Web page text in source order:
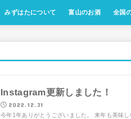
みずはたについて 富山のお酒 全国
Instagram更新しました！
2022.12.31
今年1年ありがとうございました。 来年も美味